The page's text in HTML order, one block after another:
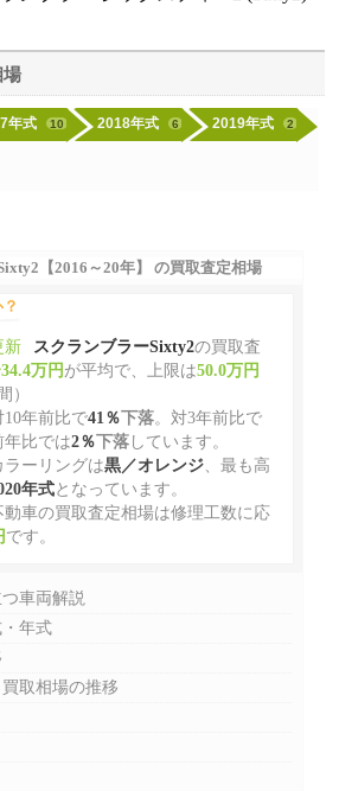
場
年式 10 2018年式 6 2019年式 2
【2016～20年】 の買取査定相場
新 スクランブラーSixty2の買取査
万円 が平均で、上限は50.0万円
）
年前比で41％下落。対3年前比で
比では2％下落しています。
ーリングは黒／オレンジ、最も高
年式となっています。
動車の買取査定相場は修理工数に応
です。
車両解説
年式
取相場の推移